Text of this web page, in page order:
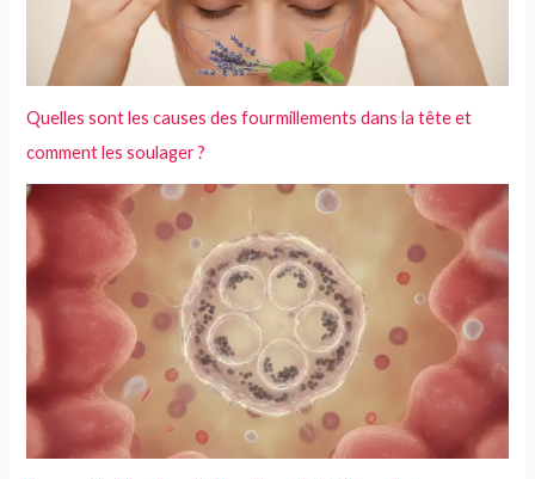
Quelles sont les causes des fourmillements dans la tête et
comment les soulager ?